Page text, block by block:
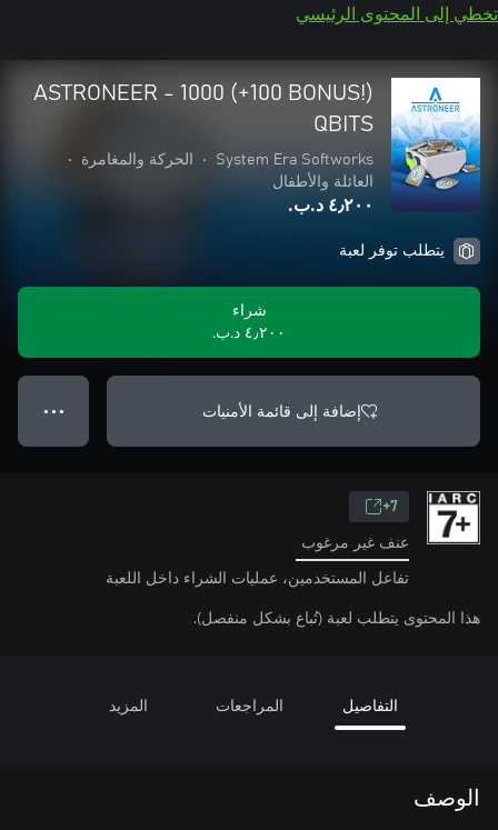
تخطي إلى المحتوى الرئيسي
ASTRONEER - 1000 (+100 BONUS!)
QBITS
System Era Softworks
• الحركة والمغامرة
•
العائلة والأطفال
٤٫٢٠٠ د.ب.‏
يتطلب توفر لعبة
شراء
٤٫٢٠٠ د.ب.‏
إضافة إلى قائمة الأمنيات ● ● ●
7+
عنف غير مرغوب
تفاعل المستخدمين، عمليات الشراء داخل اللعبة
هذا المحتوى يتطلب لعبة (تُباع بشكل منفصل).
التفاصيل المراجعات المزيد
الوصف